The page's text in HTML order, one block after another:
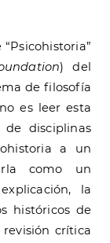
) del
de filosofía
es leer esta
disciplinas
a un
como un
la
históricos de
crítica